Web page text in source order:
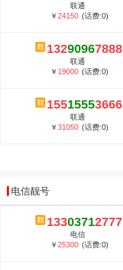
联通
￥24150 (话费:0)
13290967888
联通
￥ 19000 (话费:0)
15515553666
联通
￥31050 (话费:0)
电信靓号
13303712777
电信
￥25300 (话费:0)